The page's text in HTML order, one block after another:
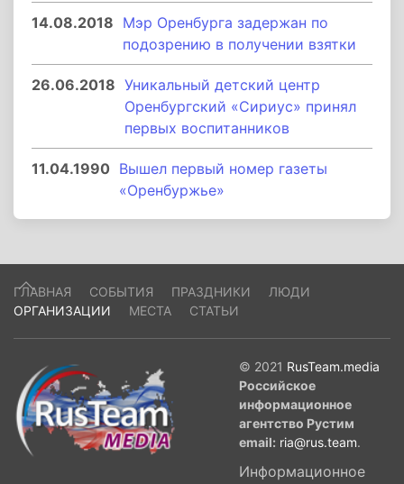
14.08.2018 Мэр Оренбурга задержан по
подозрению в получении взятки
26.06.2018 Уникальный детский центр
Оренбургский «Сириус» принял
первых воспитанников
11.04.1990 Вышел первый номер газеты
«Оренбуржье»
ГЛАВНАЯ СОБЫТИЯ ПРАЗДНИКИ
ЛЮДИ
ОРГАНИЗАЦИИ
МЕСТА СТАТЬИ
© 2021 RusTeam.media
Российское
информационное
агентство Рустим
email: ria@rus.team.
Информационное